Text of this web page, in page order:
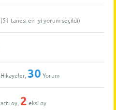
(51 tanesi en iyi yorum seçildi)
Hikayeler, 30 Yorum
artı oy, 2 eksi oy